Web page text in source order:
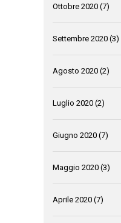
Ottobre 2020 (7)
Settembre 2020 (3)
Agosto 2020 (2)
Luglio 2020 (2)
Giugno 2020 (7)
Maggio 2020 (3)
Aprile 2020 (7)